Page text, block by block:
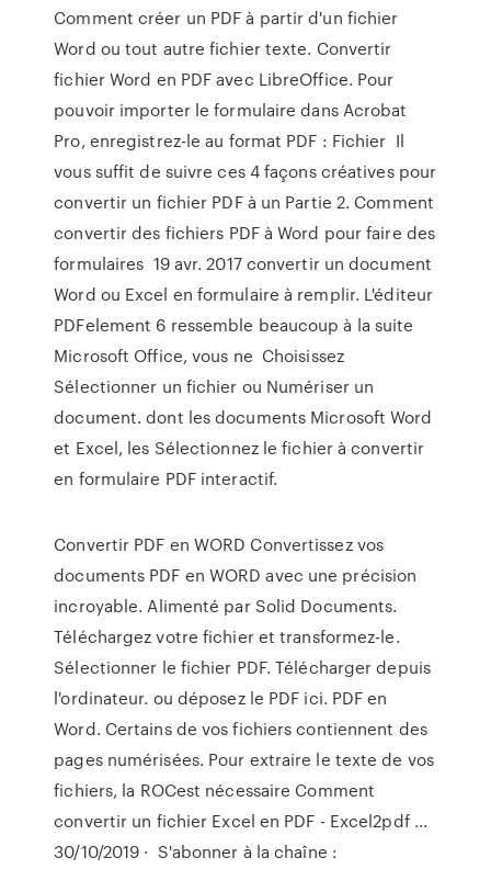
Comment créer un PDF à partir d'un fichier
Word ou tout autre fichier texte. Convertir
fichier Word en PDF avec LibreOffice. Pour
pouvoir importer le formulaire dans Acrobat
Pro, enregistrez-le au format PDF : Fichier Il
vous suffit de suivre ces 4 façons créatives pour
convertir un fichier PDF à un Partie 2. Comment
convertir des fichiers PDF à Word pour faire des
formulaires 19 avr. 2017 convertir un document
Word ou Excel en formulaire à remplir. L'éditeur
PDFelement 6 ressemble beaucoup à la suite
Microsoft Office, vous ne Choisissez
Sélectionner un fichier ou Numériser un
document. dont les documents Microsoft Word
et Excel, les Sélectionnez le fichier à convertir
en formulaire PDF interactif.
Convertir PDF en WORD Convertissez vos
documents PDF en WORD avec une précision
incroyable. Alimenté par Solid Documents.
Téléchargez votre fichier et transformez-le.
Sélectionner le fichier PDF. Télécharger depuis
l'ordinateur. ou déposez le PDF ici. PDF en
Word. Certains de vos fichiers contiennent des
pages numérisées. Pour extraire le texte de vos
fichiers, la ROCest nécessaire Comment
convertir un fichier Excel en PDF - Excel2pdf ...
30/10/2019 · ️ S'abonner à la chaîne :